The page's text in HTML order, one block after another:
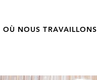
OÙ NOUS TRAVAILLONS